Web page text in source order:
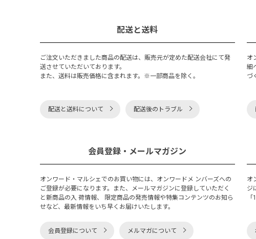
配送と送料
ご注文いただきました商品の配送は、販売元が定めた配送会社にて発
送させていただいております。
また、送料は販売価格に含まれます。※一部商品を除く。
配送と送料について 配送後のトラブル
オ
細
づ
会員登録・メールマガジン
オンワード・マルシェでのお買い物には、オンワードメ ンバーズへの
ご登録が必要になります。また、メールマガジンに登録していただく
と新商品の入 荷情報、 限定商品の発売情報や特集コンテンツのお知ら
せなど、最新情報をいち早くお届けいたします。
会員登録について メルマガについて
オ
ジ